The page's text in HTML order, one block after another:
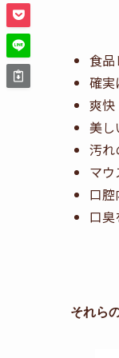
食品
確実
爽快
美し
汚れ
マ
口
口
それら